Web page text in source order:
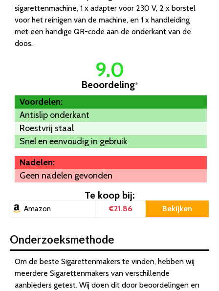
sigarettenmachine, 1 x adapter voor 230 V, 2 x borstel
voor het reinigen van de machine, en 1 x handleiding
met een handige QR-code aan de onderkant van de
doos.
9.0
Beoordeling*
Voordelen:
Antislip onderkant
Roestvrij staal
Snel en eenvoudig in gebruik
Nadelen:
Geen nadelen gevonden
Te koop bij:
Amazon €21.86 Bekijken
Onderzoeksmethode
Om de beste Sigarettenmakers te vinden, hebben wij
meerdere Sigarettenmakers van verschillende
aanbieders getest. Wij doen dit door beoordelingen en